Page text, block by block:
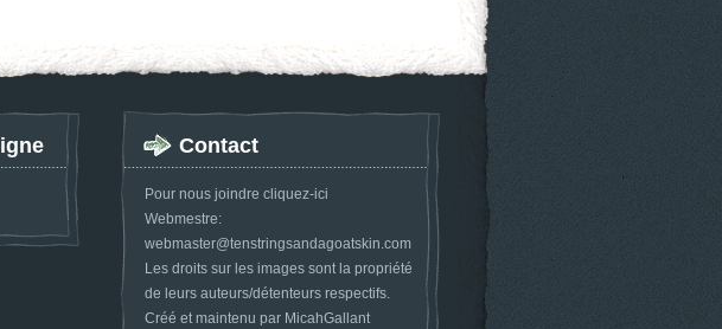
Contact
Pour nous joindre cliquez-ici
Webmestre:
webmaster@tenstringsandagoatskin.com
Les droits sur les images sont la propriété
de leurs auteurs/détenteurs respectifs.
Créé et maintenu par MicahGallant